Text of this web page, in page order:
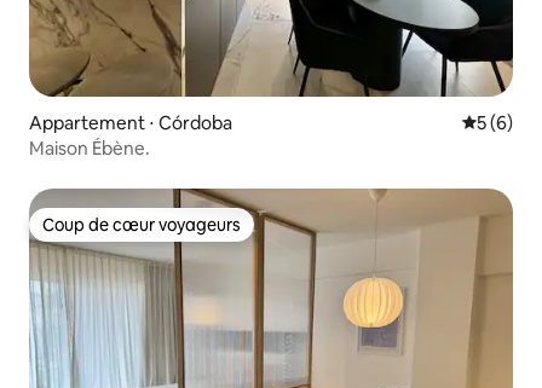
Appartement ⋅ Córdoba
5 (6)
Maison Ébène.
Coup de cœur voyageurs
Coup de cœur voyageurs